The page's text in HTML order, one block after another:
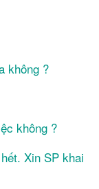
không ?
không ?
Xin SP khai